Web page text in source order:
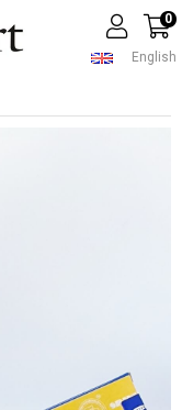
English
0